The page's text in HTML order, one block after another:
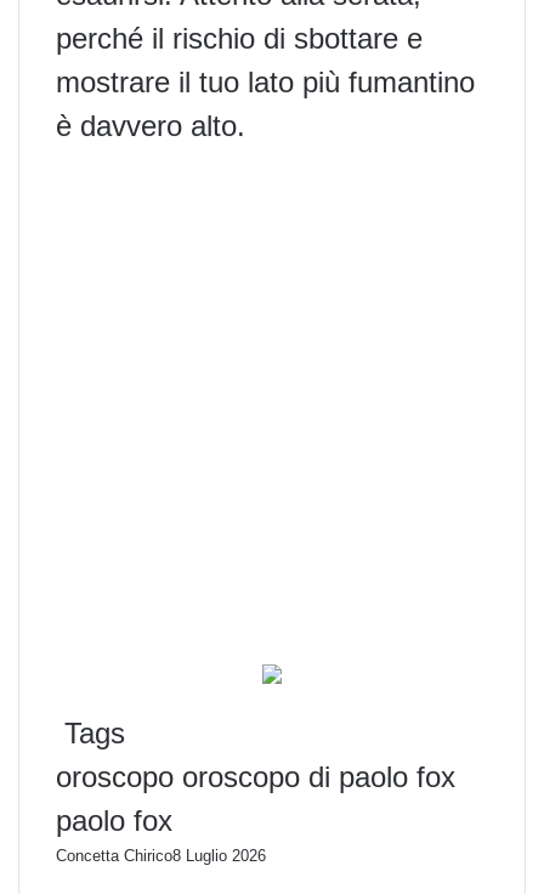
perché il rischio di sbottare e
mostrare il tuo lato più fumantino
è davvero alto.
Tags
oroscopo oroscopo di paolo fox
paolo fox
Concetta Chirico8 Luglio 2026